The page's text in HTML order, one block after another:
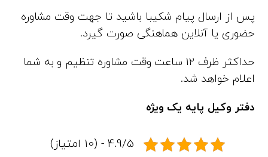
پس از ارسال پیام شکیبا باشید تا جهت وقت مشاوره
حضوری یا آنلاین هماهنگی صورت گیرد.
حداکثر ظرف 12 ساعت وقت مشاوره تنظیم و به شما
اعلام خواهد شد.
دفتر وکیل پایه یک ویژه
4.9/5 - (10 امتیاز)